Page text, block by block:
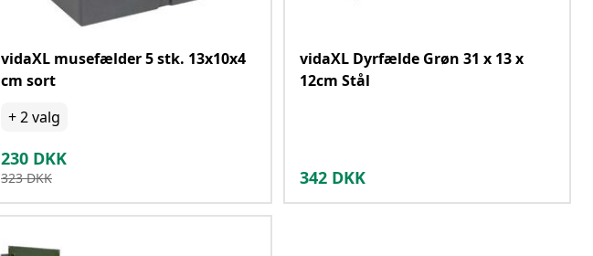
vidaXL musefælder 5 stk. 13x10x4
cm sort
+2valg
230 DKK
323 DKK
vidaXL Dyrfælde Grøn 31 x 13 x
12cm Stål
342 DKK